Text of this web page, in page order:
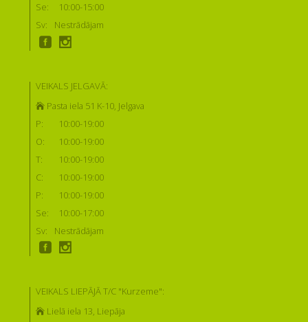
Se:
10:00-15:00
Sv:
Nestrādājam
VEIKALS JELGAVĀ:
Pasta iela 51 K-10, Jelgava
P:
10:00-19:00
O:
10:00-19:00
T:
10:00-19:00
C:
10:00-19:00
P:
10:00-19:00
Se:
10:00-17:00
Sv:
Nestrādājam
VEIKALS LIEPĀJĀ T/C "Kurzeme":
Lielā iela 13, Liepāja